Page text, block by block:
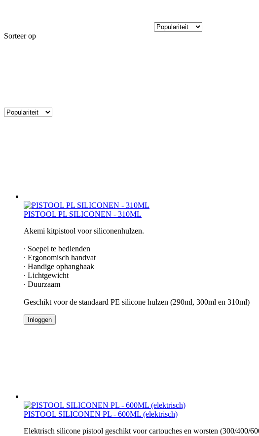
Sorteer op
PISTOOL PL SILICONEN - 310ML
Akemi kitpistool voor siliconenhulzen.
∙ Soepel te bedienden
∙ Ergonomisch handvat
∙ Handige ophanghaak
∙ Lichtgewicht
∙ Duurzaam
Geschikt voor de standaard PE silicone hulzen (290ml, 300ml en 310ml)
Inloggen
PISTOOL SILICONEN PL - 600ML (elektrisch)
Elektrisch silicone pistool geschikt voor cartouches en worsten (300/400/